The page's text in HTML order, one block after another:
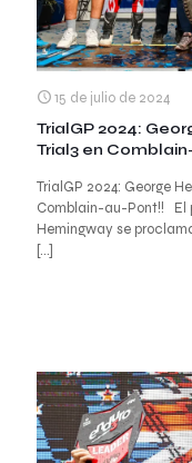
15 de julio de 2024
TrialGP 2024:
Trial3 en
TrialGP 2024: George
Comblain-au-Pont!! El
Hemingway se
[…]